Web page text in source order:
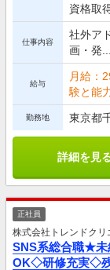
資格取
仕事内容
社外ア
画・発...
給与
月給：
験と能
勤務地 東京都
詳細を見
正社員
株式会社トレンドクリ
SNS系総合職★
OK◇研修充実◇